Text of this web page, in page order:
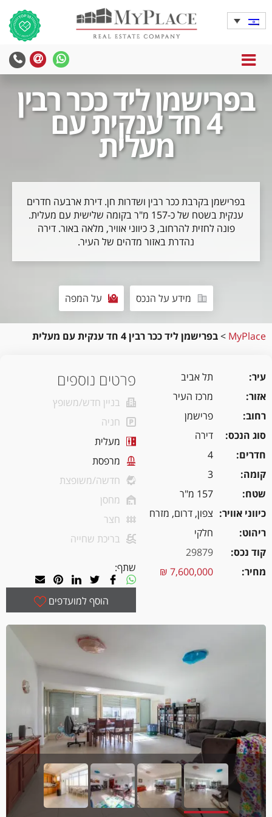
MyPlace
-
-
עימנו
קשר
MENU
בפרישמן ליד ככר רבין
4 חד ענקית עם
מעלית
בפרישמן בקרבת ככר רבין ושדרות חן. דירת ארבעה חדרים
ענקית בשטח של כ-157 מ"ר בקומה שלישית עם מעלית.
פונה לחזית להרחוב, 3 כיווני אוויר, מלאה באור. דירה
נהדרת באזור מדהים של העיר.
מידע על הנכס על המפה
MyPlace
>בפרישמן ליד ככר רבין 4 חד ענקית עם מעלית
עיר
תל אביב
אזור
מרכז העיר
רחוב
פרישמן
סוג הנכס
דירה
חדרים
4
קומה
3
שטח
157 מ"ר
כיווני אוויר
צפון, דרום, מזרח
ריהוט
חלקי
קוד נכס
29879
מחיר
7,600,000 ₪
פרטים נוספים
בניין חדש/משופץ
חניה
מעלית
מרפסת
חדשה/משופצת
מחסן
חצר
בריכת שחייה
שתף:
הוסף למועדפים